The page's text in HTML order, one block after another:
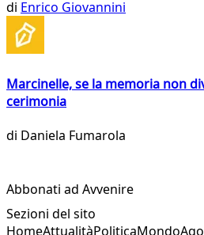
di Enrico Giovannini
Marcinelle, se la memoria non
cerimonia
di Daniela Fumarola
Abbonati ad Avvenire
Sezioni del sito
HomeAttualitàPoliticaMondo